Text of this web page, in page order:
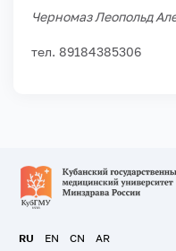
Черномаз Леопольд
тел. 89184385306
RU EN CN AR